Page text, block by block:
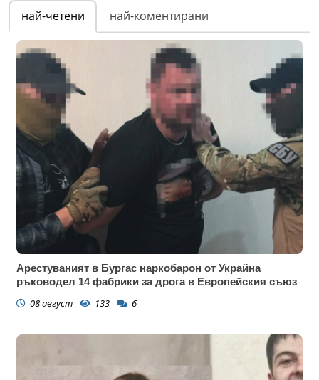
най-четени най-коментирани
Арестуваният в Бургас наркобарон от Украйна
ръководел 14 фабрики за дрога в Европейския съюз
08 август 133 6